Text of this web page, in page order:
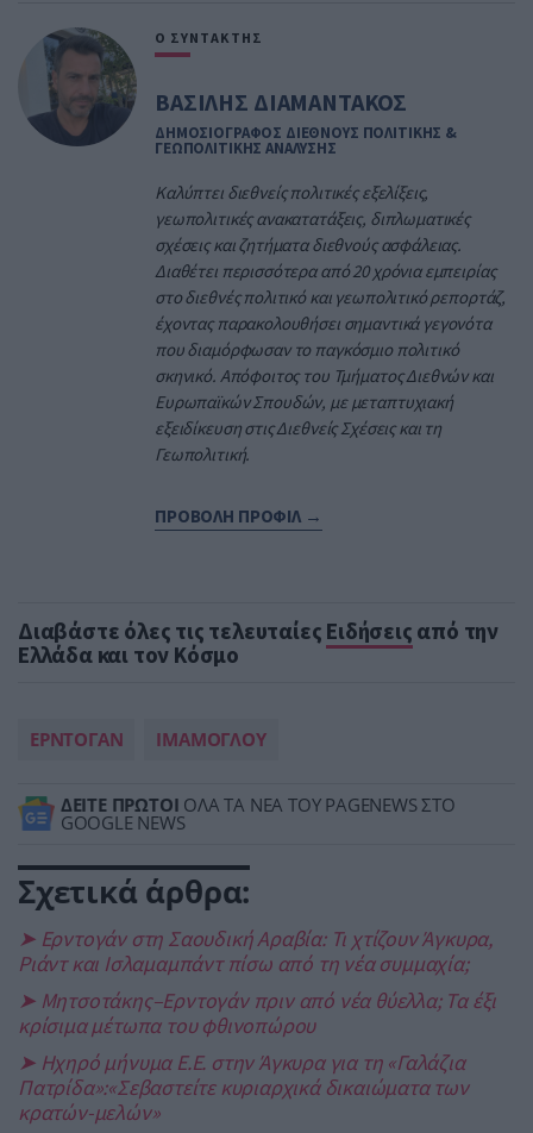
Ο ΣΥΝΤΑΚΤΗΣ
ΒΑΣΙΛΗΣ ΔΙΑΜΑΝΤΑΚΟΣ
ΔΗΜΟΣΙΟΓΡΑΦΟΣ ΔΙΕΘΝΟΥΣ ΠΟΛΙΤΙΚΗΣ &
ΓΕΩΠΟΛΙΤΙΚΗΣ ΑΝΑΛΥΣΗΣ
Καλύπτει διεθνείς πολιτικές εξελίξεις,
γεωπολιτικές ανακατατάξεις, διπλωματικές
σχέσεις και ζητήματα διεθνούς ασφάλειας.
Διαθέτει περισσότερα από 20 χρόνια εμπειρίας
στο διεθνές πολιτικό και γεωπολιτικό ρεπορτάζ,
έχοντας παρακολουθήσει σημαντικά γεγονότα
που διαμόρφωσαν το παγκόσμιο πολιτικό
σκηνικό. Απόφοιτος του Τμήματος Διεθνών και
Ευρωπαϊκών Σπουδών, με μεταπτυχιακή
εξειδίκευση στις Διεθνείς Σχέσεις και τη
Γεωπολιτική.
ΠΡΟΒΟΛΗ ΠΡΟΦΙΛ →
Διαβάστε όλες τις τελευταίες Ειδήσεις από την
Ελλάδα και τον Κόσμο
ΕΡΝΤΟΓΑΝ ΙΜΑΜΟΓΛΟΥ
ΔΕΙΤΕ ΠΡΩΤΟΙ ΟΛΑ ΤΑ ΝΕΑ ΤΟΥ PAGENEWS ΣΤΟ
GOOGLE NEWS
Σχετικά άρθρα:
➤ Ερντογάν στη Σαουδική Αραβία: Τι χτίζουν Άγκυρα,
Ριάντ και Ισλαμαμπάντ πίσω από τη νέα συμμαχία;
➤ Μητσοτάκης–Ερντογάν πριν από νέα θύελλα; Τα έξι
κρίσιμα μέτωπα του φθινοπώρου
➤ Ηχηρό μήνυμα Ε.Ε. στην Άγκυρα για τη «Γαλάζια
Πατρίδα»:«Σεβαστείτε κυριαρχικά δικαιώματα των
κρατών-μελών»